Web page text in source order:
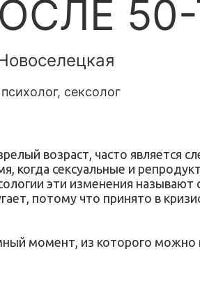
сексолог
возраст, часто является
когда сексуальные и
эти изменения
потому что принято в
момент, из которого можно